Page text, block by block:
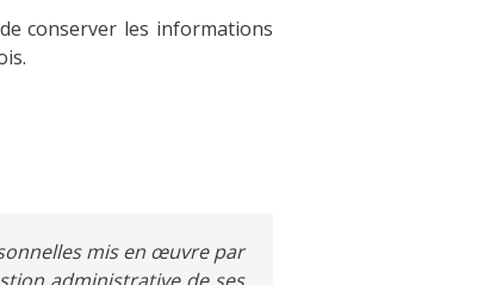
conserver les informations
mis en œuvre par